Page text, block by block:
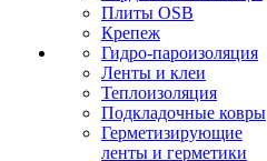
Плиты OSB
Крепеж
Гидро-пароизоляция
Ленты и клеи
Теплоизоляция
Подкладочные ковры
Герметизирующие
ленты и герметики